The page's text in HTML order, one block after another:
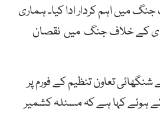
میں اہم کردار ادا کیا۔ ہماری
کے خلاف جنگ میں نقصان
تعاون تنظیم کے فورم پر
ہوئے کہا ہے کہ مسئلہ کشمیر